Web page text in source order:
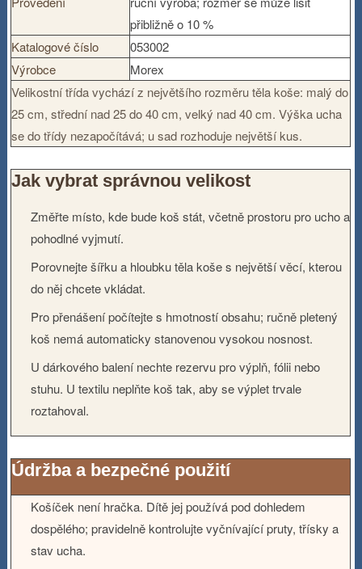
přibližně o 10 %
Katalogové číslo
053002
Výrobce
Morex
Velikostní třída vychází z největšího rozměru těla koše: malý do
25 cm, střední nad 25 do 40 cm, velký nad 40 cm. Výška ucha
se do třídy nezapočítává; u sad rozhoduje největší kus.
Jak vybrat správnou velikost
Změřte místo, kde bude koš stát, včetně prostoru pro ucho a
pohodlné vyjmutí.
Porovnejte šířku a hloubku těla koše s největší věcí, kterou
do něj chcete vkládat.
Pro přenášení počítejte s hmotností obsahu; ručně pletený
koš nemá automaticky stanovenou vysokou nosnost.
U dárkového balení nechte rezervu pro výplň, fólii nebo
stuhu. U textilu neplňte koš tak, aby se výplet trvale
roztahoval.
Údržba a bezpečné použití
Košíček není hračka. Dítě jej používá pod dohledem
dospělého; pravidelně kontrolujte vyčnívající pruty, třísky a
stav ucha.